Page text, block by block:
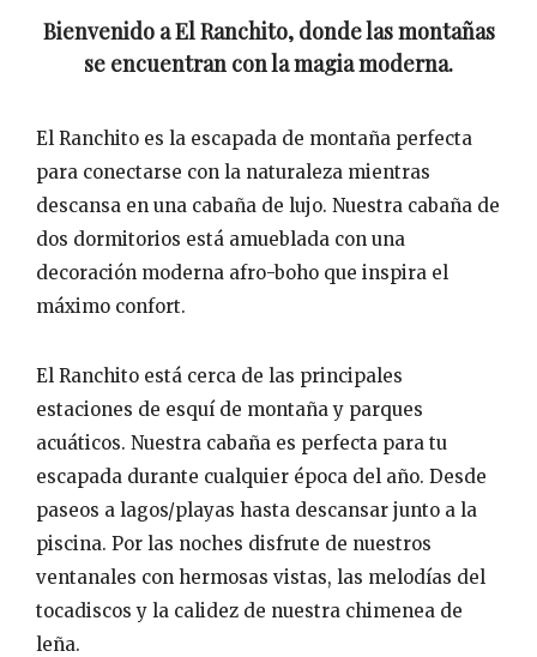
Bienvenido a El Ranchito, donde las montañas
se encuentran con la magia moderna.
El Ranchito es la escapada de montaña perfecta
para conectarse con la naturaleza mientras
descansa en una cabaña de lujo. Nuestra cabaña de
dos dormitorios está amueblada con una
decoración moderna afro-boho que inspira el
máximo confort.
El Ranchito está cerca de las principales
estaciones de esquí de montaña y parques
acuáticos. Nuestra cabaña es perfecta para tu
escapada durante cualquier época del año. Desde
paseos a lagos/playas hasta descansar junto a la
piscina. Por las noches disfrute de nuestros
ventanales con hermosas vistas, las melodías del
tocadiscos y la calidez de nuestra chimenea de
leña.